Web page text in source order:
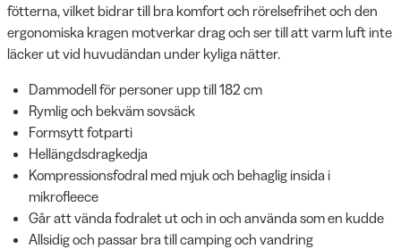
fötterna, vilket bidrar till bra komfort och rörelsefrihet och den
ergonomiska kragen motverkar drag och ser till att varm luft inte
läcker ut vid huvudändan under kyliga nätter.
Dammodell för personer upp till 182 cm
Rymlig och bekväm sovsäck
Formsytt fotparti
Hellängdsdragkedja
Kompressionsfodral med mjuk och behaglig insida i
mikrofleece
Går att vända fodralet ut och in och använda som en kudde
Allsidig och passar bra till camping och vandring